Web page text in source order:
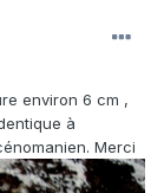
environ 6 cm ,
à
Merci